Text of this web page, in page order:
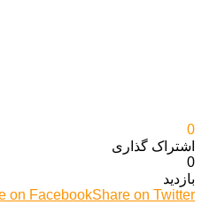
0
اشتراک گذاری‌
0
بازدید
on FacebookShare on Twitter